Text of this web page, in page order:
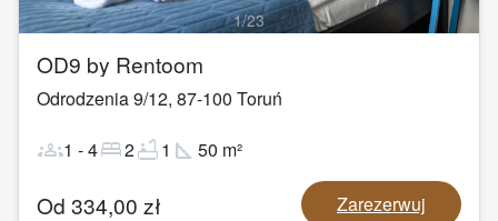
1/23
OD9 by Rentoom
Odrodzenia 9/12, 87-100 Toruń
groups1 -4bed2bathtub1 square_foot 50 m²
Od 334,00 zł Zarezerwuj